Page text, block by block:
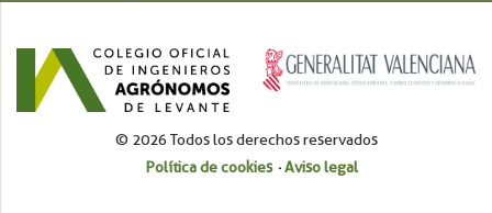
© 2026 Todos los derechos reservados
Política de cookies
Aviso legal